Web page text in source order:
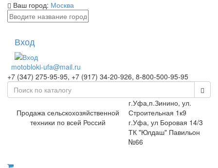
Ваш город: Москва
Вход
motobloki-ufa@mail.ru
+7 (347) 275-95-95, +7 (917) 34-20-926, 8-800-500-95-95
Продажа сельскохозяйственной
техники по всей Россий
г.Уфа,п.Зинино, ул.
Строительная 1к9
г.Уфа, ул Боровая 14/3
ТК "Юлдаш" Павильон
№66